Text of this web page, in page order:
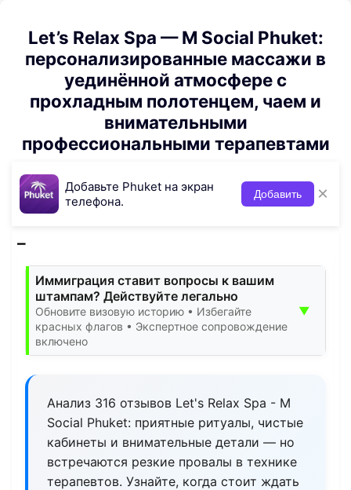
Let’s Relax Spa — M Social Phuket:
персонализированные массажи в
уединённой атмосфере с
прохладным полотенцем, чаем и
внимательными
профессиональными терапевтами
Добавьте Phuket на экран
телефона.
Добавить ×
Иммиграция ставит вопросы к вашим
штампам? Действуйте легально
Обновите визовую историю • Избегайте
красных флагов • Экспертное сопровождение
включено
▼
Анализ 316 отзывов Let's Relax Spa - M
Social Phuket: приятные ритуалы, чистые
кабинеты и внимательные детали — но
встречаются резкие провалы в технике
терапевтов. Узнайте, когда стоит ждать